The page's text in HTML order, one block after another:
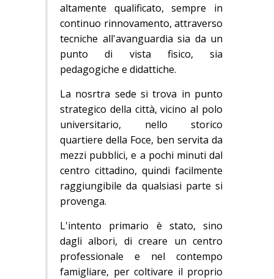
altamente qualificato, sempre in
continuo rinnovamento, attraverso
tecniche all'avanguardia sia da un
punto di vista fisico, sia
pedagogiche e didattiche.
La nosrtra sede si trova in punto
strategico della città, vicino al polo
universitario, nello storico
quartiere della Foce, ben servita da
mezzi pubblici, e a pochi minuti dal
centro cittadino, quindi facilmente
raggiungibile da qualsiasi parte si
provenga.
L'intento primario è stato, sino
dagli albori, di creare un centro
professionale e nel contempo
famigliare, per coltivare il proprio